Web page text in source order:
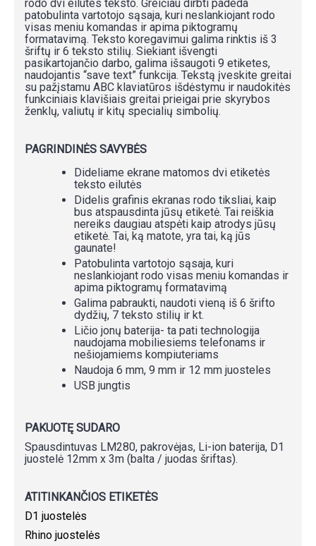
rodo dvi eilutes teksto. Greičiau dirbti padeda
patobulinta vartotojo sąsaja, kuri neslankiojant rodo
visas meniu komandas ir apima piktogramų
formatavimą. Teksto koregavimui galima rinktis iš 3
šriftų ir 6 teksto stilių. Siekiant išvengti
pasikartojančio darbo, galima išsaugoti 9 etiketes,
naudojantis “save text” funkcija. Tekstą įveskite greitai
su pažįstamu ABC klaviatūros išdėstymu ir naudokitės
funkciniais klavišiais greitai prieigai prie skyrybos
ženklų, valiutų ir kitų specialių simbolių.
PAGRINDINĖS SAVYBĖS
Dideliame ekrane matomos dvi etiketės
teksto eilutės
Didelis grafinis ekranas rodo tiksliai, kaip
bus atspausdinta jūsų etiketė. Tai reiškia
nereiks daugiau atspėti kaip atrodys jūsų
etiketė. Tai, ką matote, yra tai, ką jūs
gaunate!
Patobulinta vartotojo sąsaja, kuri
neslankiojant rodo visas meniu komandas ir
apima piktogramų formatavimą
Galima pabraukti, naudoti vieną iš 6 šrifto
dydžių, 7 teksto stilių ir kt.
Ličio jonų baterija- ta pati technologija
naudojama mobiliesiems telefonams ir
nešiojamiems kompiuteriams
Naudoja 6 mm, 9 mm ir 12 mm juosteles
USB jungtis
PAKUOTĘ SUDARO
Spausdintuvas LM280, pakrovėjas, Li-ion baterija, D1
juostelė 12mm x 3m (balta / juodas šriftas).
ATITINKANČIOS ETIKETĖS
D1 juostelės
Rhino juostelės